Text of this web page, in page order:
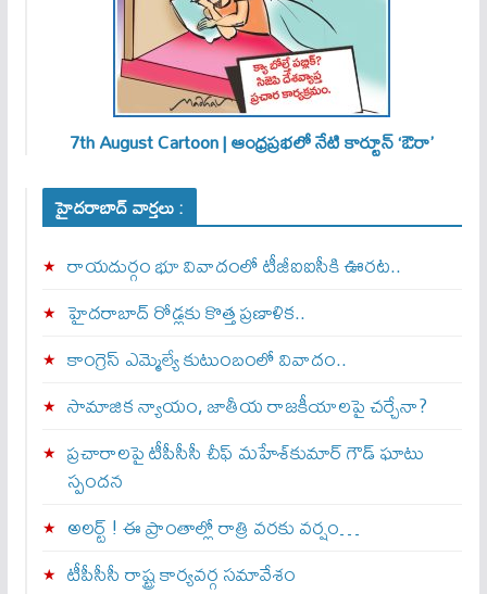
7th August Cartoon | ఆంధ్రప్రభలో నేటి కార్టూన్ ‘ఔరా’
హైదరాబాద్ వార్తలు :
రాయదుర్గం భూ వివాదంలో టీజీఐఐసీకి ఊరట..
హైదరాబాద్ రోడ్లకు కొత్త ప్రణాళిక..
కాంగ్రెస్ ఎమ్మెల్యే కుటుంబంలో వివాదం..
సామాజిక న్యాయం, జాతీయ రాజకీయాలపై చర్చేనా?
ప్రచారాలపై టీపీసీసీ చీఫ్ మహేశ్‌కుమార్ గౌడ్ ఘాటు
స్పందన
అల‌ర్ట్ ! ఈ ప్రాంతాల్లో రాత్రి వరకు వర్షం…
టీపీసీసీ రాష్ట్ర కార్యవర్గ సమావేశం